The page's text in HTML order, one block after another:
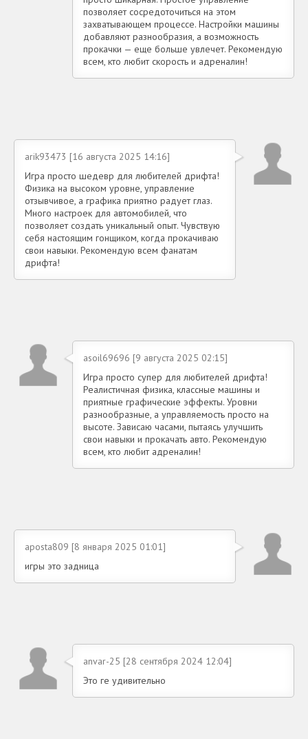
позволяет сосредоточиться на этом
захватывающем процессе. Настройки машины
добавляют разнообразия, а возможность
прокачки — еще больше увлечет. Рекомендую
всем, кто любит скорость и адреналин!
arik93473 [16 августа 2025 14:16]
Игра просто шедевр для любителей дрифта!
Физика на высоком уровне, управление
отзывчивое, а графика приятно радует глаз.
Много настроек для автомобилей, что
позволяет создать уникальный опыт. Чувствую
себя настоящим гонщиком, когда прокачиваю
свои навыки. Рекомендую всем фанатам
дрифта!
asoil69696 [9 августа 2025 02:15]
Игра просто супер для любителей дрифта!
Реалистичная физика, классные машины и
приятные графические эффекты. Уровни
разнообразные, а управляемость просто на
высоте. Зависаю часами, пытаясь улучшить
свои навыки и прокачать авто. Рекомендую
всем, кто любит адреналин!
aposta809 [8 января 2025 01:01]
игры это задница
anvar-25 [28 сентября 2024 12:04]
Это ге удивительно